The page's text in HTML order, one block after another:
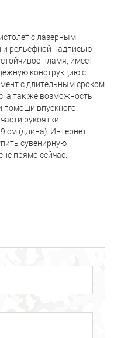
с лазерным
и рельефной надписью
пламя, имеет
конструкцию с
с длительным сроком
а так же возможность
помощи впускного
рукоятки.
см (длина). Интернет
сувенирную
прямо сейчас.